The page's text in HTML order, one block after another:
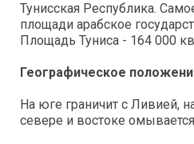
Тунисская Республика.
площади арабское
Площадь Туниса - 164 000
Географическое
На юге граничит с Ливией,
севере и востоке